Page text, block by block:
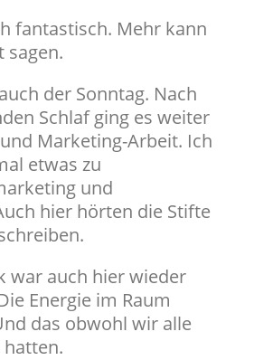
fantastisch. Mehr kann
sagen.
der Sonntag. Nach
Schlaf ging es weiter
Marketing-Arbeit. Ich
etwas zu
und
hier hörten die Stifte
war auch hier wieder
Energie im Raum
das obwohl wir alle
hatten.